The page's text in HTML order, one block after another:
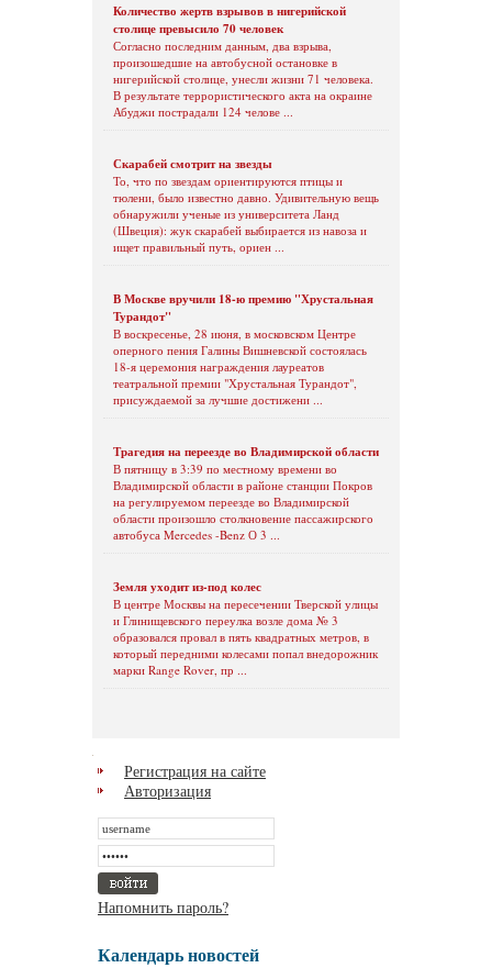
Количество жертв взрывов в нигерийской
столице превысило 70 человек
Согласно последним данным, два взрыва,
произошедшие на автобусной остановке в
нигерийской столице, унесли жизни 71 человека.
В результате террористического акта на окраине
Абуджи пострадали 124 челове ...
Скарабей смотрит на звезды
То, что по звездам ориентируются птицы и
тюлени, было известно давно. Удивительную вещь
обнаружили ученые из университета Ланд
(Швеция): жук скарабей выбирается из навоза и
ищет правильный путь, ориен ...
В Москве вручили 18-ю премию "Хрустальная
Турандот"
В воскресенье, 28 июня, в московском Центре
оперного пения Галины Вишневской состоялась
18-я церемония награждения лауреатов
театральной премии "Хрустальная Турандот",
присуждаемой за лучшие достижени ...
Трагедия на переезде во Владимирской области
В пятницу в 3:39 по местному времени во
Владимирской области в районе станции Покров
на регулируемом переезде во Владимирской
области произошло столкновение пассажирского
автобуса Mercedes -Benz О 3 ...
Земля уходит из-под колес
В центре Москвы на пересечении Тверской улицы
и Глинищевского переулка возле дома № 3
образовался провал в пять квадратных метров, в
который передними колесами попал внедорожник
марки Range Rover, пр ...
Регистрация на сайте
Авторизация
Напомнить пароль?
Календарь новостей